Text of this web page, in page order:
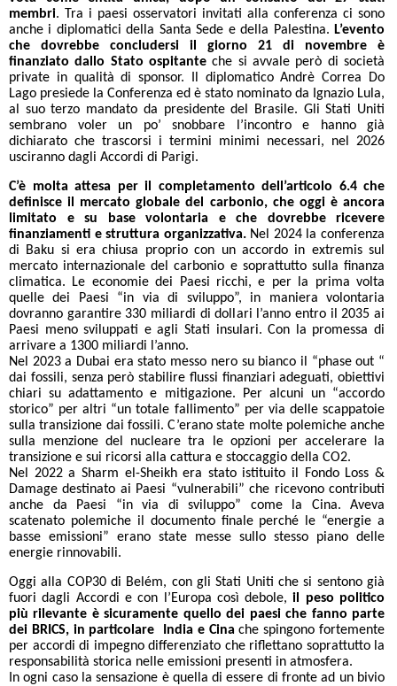
membri. Tra i paesi osservatori invitati alla conferenza ci sono
anche i diplomatici della Santa Sede e della Palestina. L’evento
che dovrebbe concludersi il giorno 21 di novembre è
finanziato dallo Stato ospitante che si avvale però di società
private in qualità di sponsor. Il diplomatico Andrè Correa Do
Lago presiede la Conferenza ed è stato nominato da Ignazio Lula,
al suo terzo mandato da presidente del Brasile. Gli Stati Uniti
sembrano voler un po’ snobbare l’incontro e hanno già
dichiarato che trascorsi i termini minimi necessari, nel 2026
usciranno dagli Accordi di Parigi.
C’è molta attesa per il completamento dell’articolo 6.4 che
definisce il mercato globale del carbonio, che oggi è ancora
limitato e su base volontaria e che dovrebbe ricevere
finanziamenti e struttura organizzativa. Nel 2024 la conferenza
di Baku si era chiusa proprio con un accordo in extremis sul
mercato internazionale del carbonio e soprattutto sulla finanza
climatica. Le economie dei Paesi ricchi, e per la prima volta
quelle dei Paesi “in via di sviluppo”, in maniera volontaria
dovranno garantire 330 miliardi di dollari l’anno entro il 2035 ai
Paesi meno sviluppati e agli Stati insulari. Con la promessa di
arrivare a 1300 miliardi l’anno.
Nel 2023 a Dubai era stato messo nero su bianco il “phase out “
dai fossili, senza però stabilire flussi finanziari adeguati, obiettivi
chiari su adattamento e mitigazione. Per alcuni un “accordo
storico” per altri “un totale fallimento” per via delle scappatoie
sulla transizione dai fossili. C’erano state molte polemiche anche
sulla menzione del nucleare tra le opzioni per accelerare la
transizione e sui ricorsi alla cattura e stoccaggio della CO2.
Nel 2022 a Sharm el-Sheikh era stato istituito il Fondo Loss &
Damage destinato ai Paesi “vulnerabili” che ricevono contributi
anche da Paesi “in via di sviluppo” come la Cina. Aveva
scatenato polemiche il documento finale perché le “energie a
basse emissioni” erano state messe sullo stesso piano delle
energie rinnovabili.
Oggi alla COP30 di Belém, con gli Stati Uniti che si sentono già
fuori dagli Accordi e con l’Europa così debole,il peso politico
più rilevante è sicuramente quello dei paesi che fanno parte
dei BRICS, in particolare India e Cinache spingono fortemente
per accordi di impegno differenziato che riflettano soprattutto la
responsabilità storica nelle emissioni presenti in atmosfera.
In ogni caso la sensazione è quella di essere di fronte ad un bivio